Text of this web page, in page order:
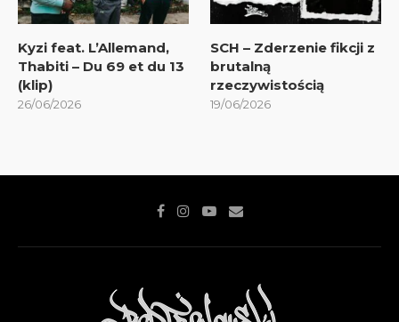
Kyzi feat. L’Allemand,
Thabiti – Du 69 et du 13
(klip)
26/06/2026
SCH – Zderzenie fikcji z
brutalną
rzeczywistością
19/06/2026